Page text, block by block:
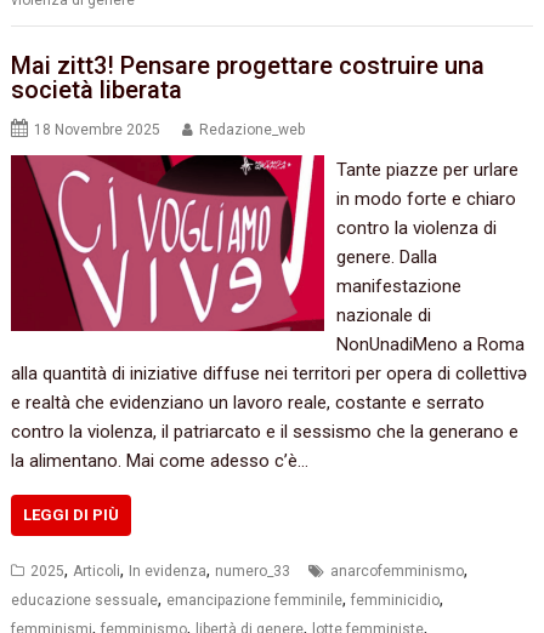
Mai zitt3! Pensare progettare costruire una
società liberata
18 Novembre 2025 Redazione_web
Tante piazze per urlare
in modo forte e chiaro
contro la violenza di
genere. Dalla
manifestazione
nazionale di
NonUnadiMeno a Roma
alla quantità di iniziative diffuse nei territori per opera di collettivə
e realtà che evidenziano un lavoro reale, costante e serrato
contro la violenza, il patriarcato e il sessismo che la generano e
la alimentano. Mai come adesso c’è…
LEGGI DI PIÙ
2025,Articoli, In evidenza, numero_33 anarcofemminismo,
educazione sessuale, emancipazione femminile,femminicidio,
femminismi,femminismo, libertà di genere, lotte femministe,